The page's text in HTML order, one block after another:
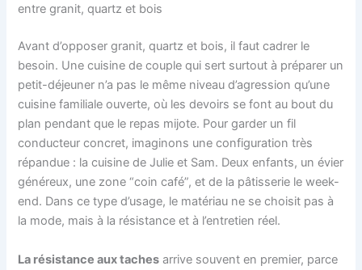
entre granit, quartz et bois
Avant d’opposer granit, quartz et bois, il faut cadrer le
besoin. Une cuisine de couple qui sert surtout à préparer un
petit-déjeuner n’a pas le même niveau d’agression qu’une
cuisine familiale ouverte, où les devoirs se font au bout du
plan pendant que le repas mijote. Pour garder un fil
conducteur concret, imaginons une configuration très
répandue : la cuisine de Julie et Sam. Deux enfants, un évier
généreux, une zone “coin café”, et de la pâtisserie le week-
end. Dans ce type d’usage, le matériau ne se choisit pas à
la mode, mais à la résistance et à l’entretien réel.
La résistance aux taches arrive souvent en premier, parce